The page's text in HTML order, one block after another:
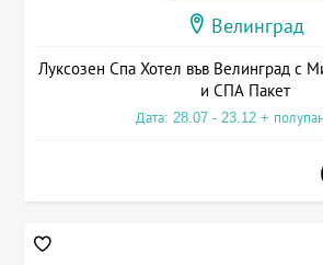
Велинград
Луксозен Спа Хотел във Велинград с
и СПА Пакет
Дата: 28.07 - 23.12 +